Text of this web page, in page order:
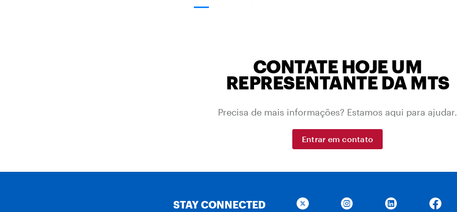
CONTATE HOJE UM
REPRESENTANTE DA MTS
Precisa de mais informações? Estamos aqui para ajudar.
Entrar em contato
STAY CONNECTED